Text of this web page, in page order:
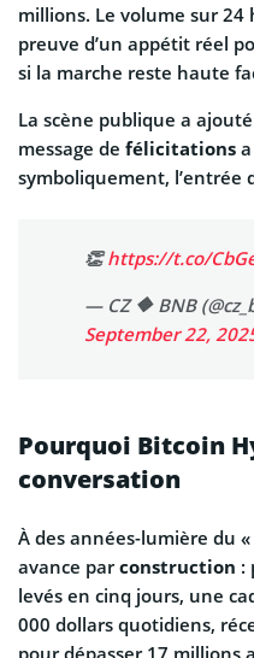
millions. Le volume sur 24
preuve d’un appétit réel
si la marche reste haute
La scène publique a
message de félicitations
symboliquement, l’entrée
👏https://t.co/
— CZ 🔶 BNB
September 22,
Pourquoi Bitcoin
conversation
À des années-lumière du
avance parconstruction :
levés en cinq jours, une
000 dollars quotidiens,
pour dépasser 17 millions